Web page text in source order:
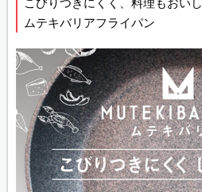
ムテキバリアフライパン